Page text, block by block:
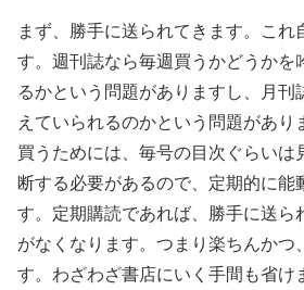
まず、勝手に送られてきます。これ
す。週刊誌なら毎週買うかどうかを
るかという問題がありますし、月刊
えていられるのかという問題があり
買うためには、毎号の目次ぐらいは
断する必要があるので、定期的に能
す。定期購読であれば、勝手に送ら
がなくなります。つまり楽ちんかつ
す。わざわざ書店にいく手間も省け